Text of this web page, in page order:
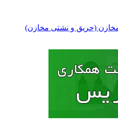
(حریق و نشتی مخازن)